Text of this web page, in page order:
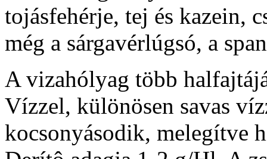
tojásfehérje, tej és kazein,
még a sárgavérlúgsó, a
A vizahólyag több
Vízzel, különösen savas
kocsonyásodik, melegítve